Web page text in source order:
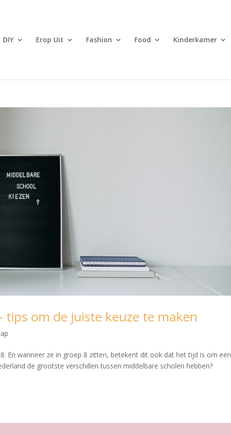
DIY Erop Uit Fashion Food Kinderkamer
tips om de juiste keuze te maken
En wanneer ze in groep 8 zitten, betekent dit ook dat het tijd is om een
de grootste verschillen tussen middelbare scholen hebben?